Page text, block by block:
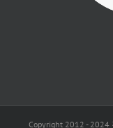
Copyright 2012 - 2024